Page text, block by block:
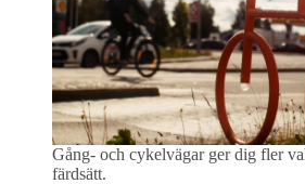
Gång- och cykelvägar ger dig fler
färdsätt.